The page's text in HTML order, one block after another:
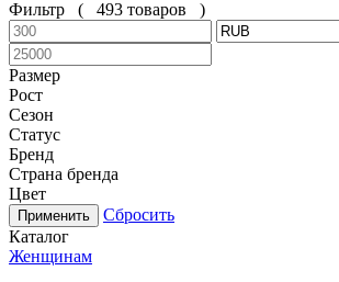
Фильтр ( 493 товаров )
Размер
Рост
Сезон
Статус
Бренд
Страна бренда
Цвет
Сбросить
Каталог
Женщинам